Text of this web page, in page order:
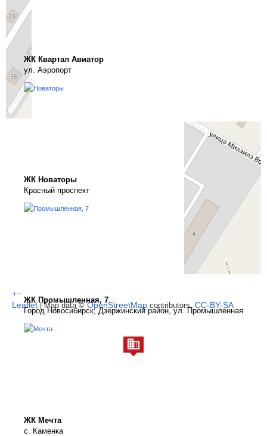
+−
Leaflet| Map data ©OpenStreetMap contributors, CC-BY-SA
ЖК Квартал Авиатор
ул. Аэропорт
ЖК Новаторы
Красный проспект
ЖК Промышленная, 7
Город Новосибирск, Дзержинский район, ул. Промышленная
ЖК Мечта
с. Каменка